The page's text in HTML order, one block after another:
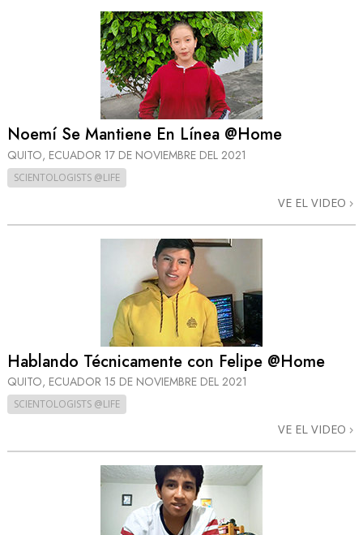
Noemí Se Mantiene En Línea @Home
QUITO, ECUADOR 17 DE NOVIEMBRE DEL 2021
SCIENTOLOGISTS @LIFE
VE EL VIDEO
Hablando Técnicamente con Felipe @Home
QUITO, ECUADOR 15 DE NOVIEMBRE DEL 2021
SCIENTOLOGISTS @LIFE
VE EL VIDEO